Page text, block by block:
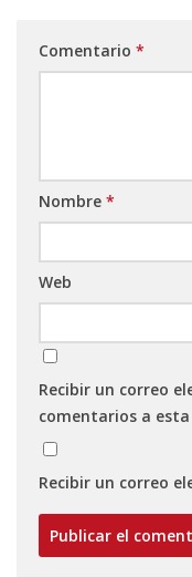
Comentario *
Nombre *
Web
Recibir un correo
comentarios a
Recibir un correo